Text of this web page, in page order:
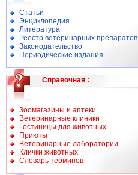
Статьи
Энциклопедия
Литература
Реестр ветеринарных препаратов
Законодательство
Периодические издания
Справочная :
Зоомагазины и аптеки
Ветеринарные клиники
Гостиницы для животных
Приюты
Ветеринарные лаборатории
Клички животных
Словарь терминов